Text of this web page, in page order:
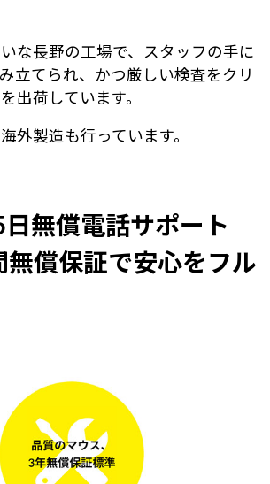
な長野の工場で、スタッフの手に
立てられ、かつ厳しい検査をクリ
出荷しています。
外製造も行っています。
無償電話サポート
無償保証で安心をフル